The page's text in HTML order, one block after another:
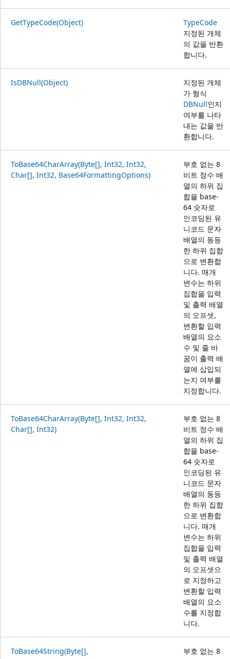
GetTypeCode(Object)
TypeCode
지정된 개체
의 값을 반환
합니다.
IsDBNull(Object)
지정된 개체
가 형식
DBNull인지
여부를 나타
내는 값을 반
환합니다.
ToBase64CharArray(Byte[], Int32, Int32,
Char[], Int32, Base64FormattingOptions)
부호 없는 8
비트 정수 배
열의 하위 집
합을 base-
64 숫자로
인코딩된 유
니코드 문자
배열의 동등
한 하위 집합
으로 변환합
니다. 매개
변수는 하위
집합을 입력
및 출력 배열
의 오프셋,
변환할 입력
배열의 요소
수 및 줄 바
꿈이 출력 배
열에 삽입되
는지 여부를
지정합니다.
ToBase64CharArray(Byte[], Int32, Int32,
Char[], Int32)
부호 없는 8
비트 정수 배
열의 하위 집
합을 base-
64 숫자로
인코딩된 유
니코드 문자
배열의 동등
한 하위 집합
으로 변환합
니다. 매개
변수는 하위
집합을 입력
및 출력 배열
의 오프셋으
로 지정하고
변환할 입력
배열의 요소
수를 지정합
니다.
ToBase64String(Byte[],
부호 없는 8